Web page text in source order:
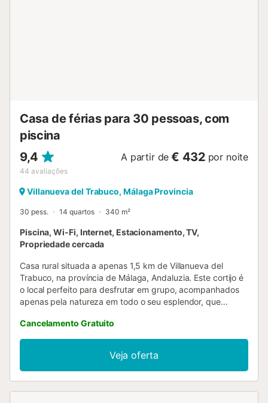
Casa de férias para 30 pessoas, com
piscina
9,4
44 avaliações
A partir de € 432 por noite
Villanueva del Trabuco, Málaga Provincia
30 pess. 14 quartos 340 m²
Piscina, Wi-Fi, Internet, Estacionamento, TV,
Propriedade cercada
Casa rural situada a apenas 1,5 km de Villanueva del
Trabuco, na província de Málaga, Andaluzia. Este cortijo é
o local perfeito para desfrutar em grupo, acompanhados
apenas pela natureza em todo o seu esplendor, que
de oliveiras e cereais. O cortijo, do início do século XX, foi
recentemente restaurado respeitando a sua estrutura
original. É composto por dois alojamentos; um com
capacidade para 20 pessoas, outro com capacidade para
10 pessoas. No total, pode alojar até 30 hóspedes. Os
Cancelamento Gratuito
Veja oferta